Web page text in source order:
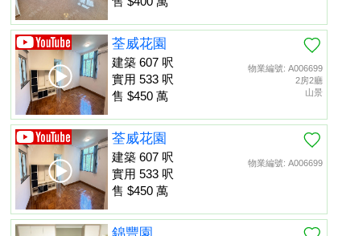
物業編號: A006699
2房2廳
山景
荃威花園
建築 607 呎
實用 533 呎
售 $450 萬
物業編號: A006699
荃威花園
建築 607 呎
實用 533 呎
售 $450 萬